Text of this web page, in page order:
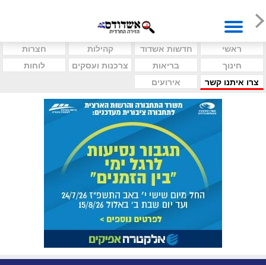
ראשי חדשות אשדוד קהילות
חצרות
חינוך
בריאות צרכנות ועסקים
לוחות
צרו איתנו קשר
אירועים